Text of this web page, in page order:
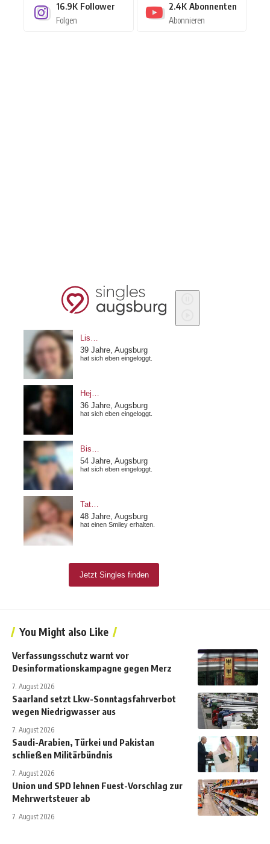
16.9K Follower
Folgen
2.4K Abonnenten
Abonnieren
You Might also Like
Verfassungsschutz warnt vor
Desinformationskampagne gegen Merz
7. August 2026
Saarland setzt Lkw-Sonntagsfahrverbot
wegen Niedrigwasser aus
7. August 2026
Saudi-Arabien, Türkei und Pakistan
schließen Militärbündnis
7. August 2026
Union und SPD lehnen Fuest-Vorschlag zur
Mehrwertsteuer ab
7. August 2026